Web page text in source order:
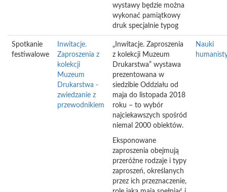
wystawy będzie można
wykonać pamiątkowy
druk specjalnie typog
Spotkanie
festiwalowe
Inwitacje.
Zaproszenia z
kolekcji
Muzeum
Drukarstwa -
zwiedzanie z
przewodnikiem
„Inwitacje. Zaproszenia
z kolekcji Muzeum
Drukarstwa” wystawa
prezentowana w
siedzibie Oddziału od
maja do listopada 2018
roku – to wybór
najciekawszych spośród
niemal 2000 obiektów.
Eksponowane
zaproszenia obejmują
przeróżne rodzaje i typy
zaproszeń, określanych
przez ich przeznaczenie,
Nauki